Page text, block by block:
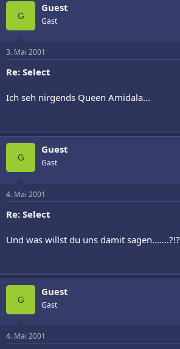
G
Guest
Gast
3. Mai 2001
Re: Select
Ich seh nirgends Queen Amidala...
G
Guest
Gast
4. Mai 2001
Re: Select
Und was willst du uns damit sagen.......?!?
G
Guest
Gast
4. Mai 2001